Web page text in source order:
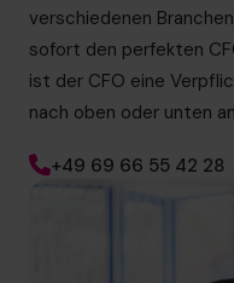
verschiedenen
sofort den perfekten
ist der CFO eine
nach oben oder unten
+49 69 66 55 42 28